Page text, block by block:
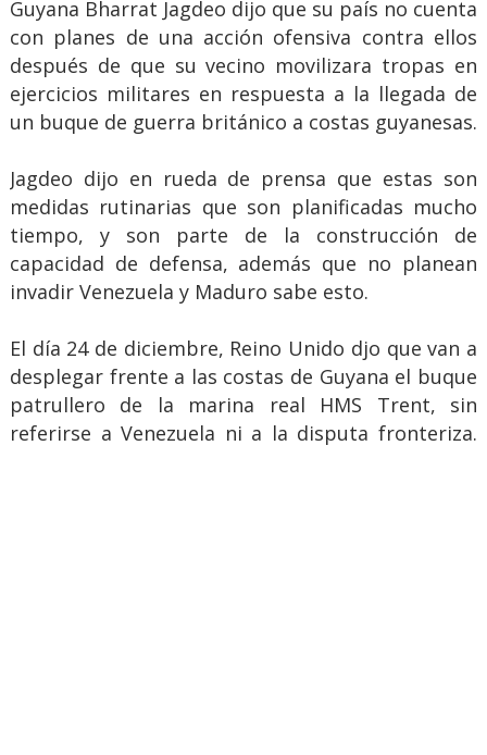
Guyana Bharrat Jagdeo dijo que su país no cuenta
con planes de una acción ofensiva contra ellos
después de que su vecino movilizara tropas en
ejercicios militares en respuesta a la llegada de
un buque de guerra británico a costas guyanesas.
Jagdeo dijo en rueda de prensa que estas son
medidas rutinarias que son planificadas mucho
tiempo, y son parte de la construcción de
capacidad de defensa, además que no planean
invadir Venezuela y Maduro sabe esto.
El día 24 de diciembre, Reino Unido djo que van a
desplegar frente a las costas de Guyana el buque
patrullero de la marina real HMS Trent, sin
referirse a Venezuela ni a la disputa fronteriza.